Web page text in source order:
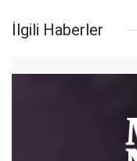
İlgili Haberler